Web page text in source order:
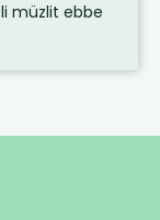
müzlit ebbe